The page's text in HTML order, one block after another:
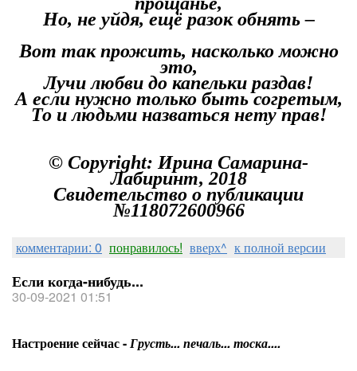
Но, не уйдя, ещё разок обнять –
Вот так прожить, насколько можно
это,
Лучи любви до капельки раздав!
А если нужно только быть согретым,
То и людьми назваться нету прав!
© Copyright: Ирина Самарина-
Лабиринт, 2018
Свидетельство о публикации
№118072600966
комментарии: 0 понравилось! вверх^ к полной версии
Если когда-нибудь...
30-09-2021 01:51
Настроение сейчас -Грусть... печаль... тоска....